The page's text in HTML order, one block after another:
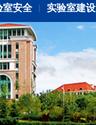
室安全 实验室建设